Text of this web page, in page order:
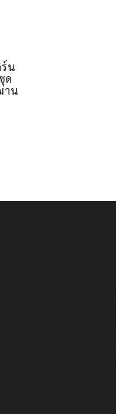
น
ด
าน